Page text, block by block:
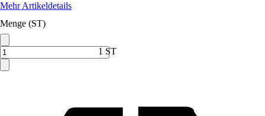
Mehr Artikeldetails
Menge (ST)
1 ST